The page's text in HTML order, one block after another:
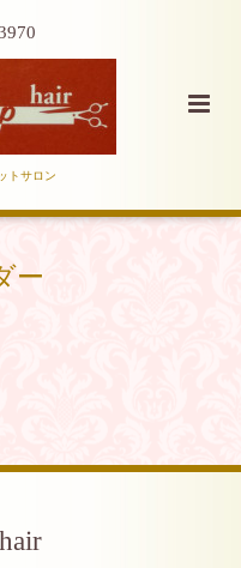
トサロン
ー